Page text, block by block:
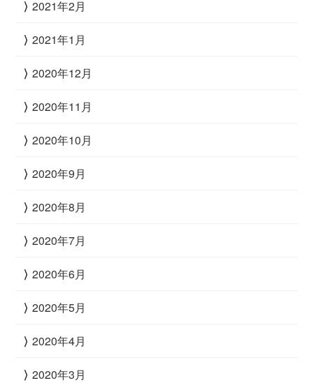
2021年2月
2021年1月
2020年12月
2020年11月
2020年10月
2020年9月
2020年8月
2020年7月
2020年6月
2020年5月
2020年4月
2020年3月